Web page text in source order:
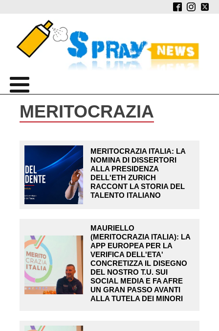
MERITOCRAZIA
MERITOCRAZIA ITALIA: LA
NOMINA DI DISSERTORI
ALLA PRESIDENZA
DELL'ETH ZURICH
RACCONT LA STORIA DEL
TALENTO ITALIANO
MAURIELLO
(MERITOCRAZIA ITALIA): LA
APP EUROPEA PER LA
VERIFICA DELL'ETA'
CONCRETIZZA IL DISEGNO
DEL NOSTRO T.U. SUI
SOCIAL MEDIA E FA AFRE
UN GRAN PASSO AVANTI
ALLA TUTELA DEI MINORI